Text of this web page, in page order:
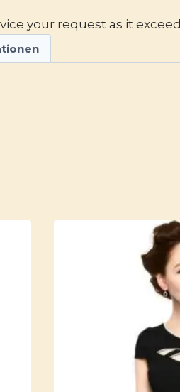
your request as it